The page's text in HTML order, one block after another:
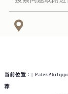

当前位置： |
荐